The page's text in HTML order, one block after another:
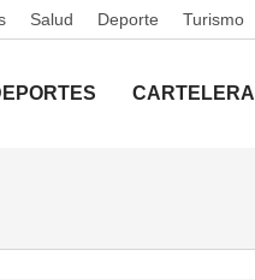
Salud Deporte Turismo
CARTELERA